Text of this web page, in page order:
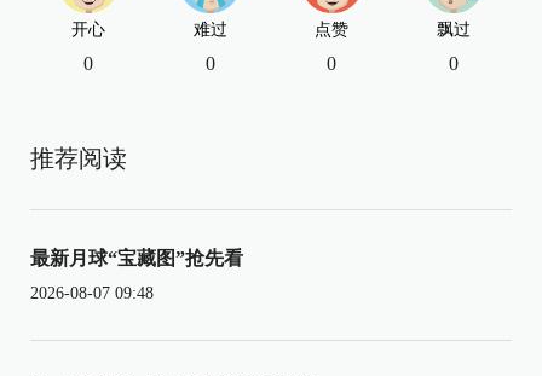
开心
0
难过
0
点赞
0
飘过
0
推荐阅读
最新月球“宝藏图”抢先看
2026-08-07 09:48